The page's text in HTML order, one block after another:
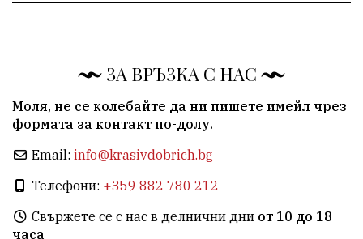
ЗА ВРЪЗКА С НАС
Моля, не се колебайте да ни пишете имейл чрез
формата за контакт по-долу.
Email: info@krasivdobrich.bg
Телефони: +359 882 780 212
Свържете се с нас в делнични дни от 10 до 18
часа